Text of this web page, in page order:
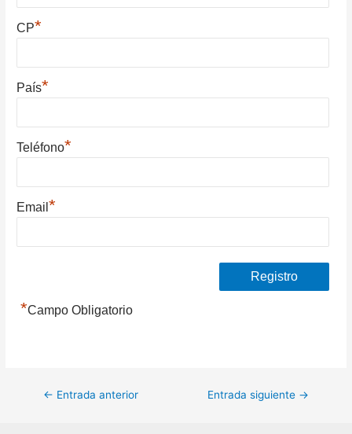
CP*
País*
Teléfono*
Email*
*Campo Obligatorio
Navegación
← Entrada anterior Entrada siguiente →